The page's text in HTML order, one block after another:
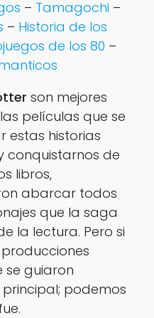
– Tamagochi –
– Historia de los
de los 80 –
son mejores
películas que se
estas historias
conquistarnos de
libros,
abarcar todos
que la saga
la lectura. Pero si
guiaron
podemos